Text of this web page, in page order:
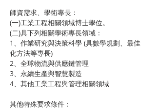
師資需求、學術專長：
(一)工業工程相關領域博士學位。
(二)具下列相關學術專長領域：
1、作業研究與決策科學 (具數學規劃、最佳
化方法等專長)
2、全球物流與供應鏈管理
3、永續生產與智慧製造
4、其他工業工程與管理相關領域
其他特殊要求條件：